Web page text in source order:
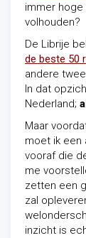
immer hoge
volhouden?
De Librije
de beste 50
andere
In dat
Nederland;
Maar
moet ik een
vooraf die
me
zetten een
zal
inzicht is